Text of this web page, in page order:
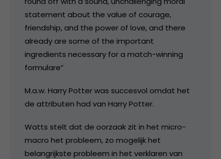
statement about the value of courage,
friendship, and the power of love, and there
already are some of the important
ingredients necessary for a match-winning
formulare”
M.a.w. Harry Potter was succesvol omdat het
de attributen had van Harry Potter.
Watts stelt dat de oorzaak zit in het micro-
macro het probleem, zo mogelijk het
belangrijkste probleem in het verklaren van